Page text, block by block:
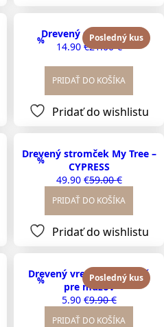
% Posledný kus
Drevený stromček 4
21.00€
Original
price
was:
14.90€Current
price
is:
PRIDAŤ DO KOŠÍKA
Pridať do wishlistu
%
Drevený stromček My Tree –
CYPRESS
59.00€
Original
price
59.00 €.
49.90 €Current
price
49.90 €.
PRIDAŤ DO KOŠÍKA
Pridať do wishlistu
% Posledný kus
Drevený vreckový hrebeň
pre mužov
9.90€
Original
price
5.90 €Current
price
PRIDAŤ DO KOŠÍKA